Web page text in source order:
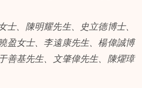
士、陳明耀先生、史立德博士、
盈女士、李遠康先生、楊偉誠博
善基先生、文肇偉先生、陳燿璋